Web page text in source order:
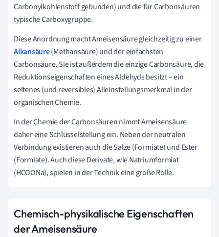
Carbonylkohlenstoff gebunden) und die für Carbonsäuren
typische Carboxygruppe.
Diese Anordnung macht Ameisensäure gleichzeitig zu einer
Alkansäure(Methansäure) und der einfachsten
Carbonsäure. Sie ist außerdem die einzige Carbonsäure, die
Reduktionseigenschaften eines Aldehyds besitzt – ein
seltenes (und reversibles) Alleinstellungsmerkmal in der
organischen Chemie.
In der Chemie der Carbonsäuren nimmt Ameisensäure
daher eine Schlüsselstellung ein. Neben der neutralen
Verbindung existieren auch die Salze (Formiate) und Ester
(Formiate). Auch diese Derivate, wie Natriumformiat
(HCOONa), spielen in der Technik eine große Rolle.
Chemisch-physikalische Eigenschaften
der Ameisensäure